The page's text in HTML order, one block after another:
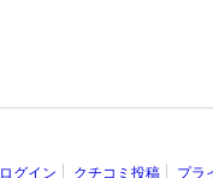
ログイン クチコミ投稿 プラ